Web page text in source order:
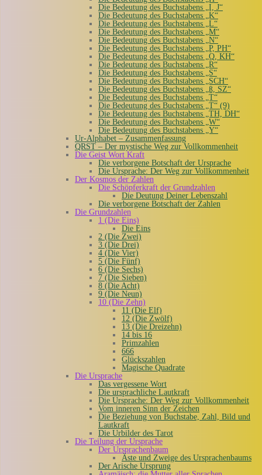
Die Bedeutung des Buchstabens „I, J“
Die Bedeutung des Buchstabens „K“
Die Bedeutung des Buchstabens „L“
Die Bedeutung des Buchstabens „M“
Die Bedeutung des Buchstabens „N“
Die Bedeutung des Buchstabens „P, PH“
Die Bedeutung des Buchstabens „Q, KH“
Die Bedeutung des Buchstabens „R“
Die Bedeutung des Buchstabens „S“
Die Bedeutung des Buchstabens „SCH“
Die Bedeutung des Buchstabens „ß, SZ“
Die Bedeutung des Buchstabens „T“
Die Bedeutung des Buchstabens „T“ (9)
Die Bedeutung des Buchstabens „TH, DH“
Die Bedeutung des Buchstabens „W“
Die Bedeutung des Buchstabens „Y“
Ur-Alphabet – Zusammenfassung
QRST – Der mystische Weg zur Vollkommenheit
Die Geist Wort Kraft
Die verborgene Botschaft der Ursprache
Die Ursprache: Der Weg zur Vollkommenheit
Der Kosmos der Zahlen
Die Schöpferkraft der Grundzahlen
Die Deutung Deiner Lebenszahl
Die verborgene Botschaft der Zahlen
Die Grundzahlen
1 (Die Eins)
Die Eins
2 (Die Zwei)
3 (Die Drei)
4 (Die Vier)
5 (Die Fünf)
6 (Die Sechs)
7 (Die Sieben)
8 (Die Acht)
9 (Die Neun)
10 (Die Zehn)
11 (Die Elf)
12 (Die Zwölf)
13 (Die Dreizehn)
14 bis 16
Primzahlen
666
Glückszahlen
Magische Quadrate
Die Ursprache
Das vergessene Wort
Die ursprachliche Lautkraft
Die Ursprache: Der Weg zur Vollkommenheit
Vom inneren Sinn der Zeichen
Die Beziehung von Buchstabe, Zahl, Bild und
Lautkraft
Die Urbilder des Tarot
Die Teilung der Ursprache
Der Ursprachenbaum
Äste und Zweige des Ursprachenbaums
Der Arische Ursprung